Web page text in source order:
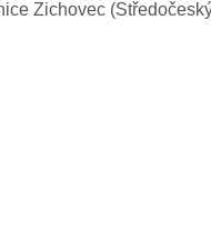
Zichovec